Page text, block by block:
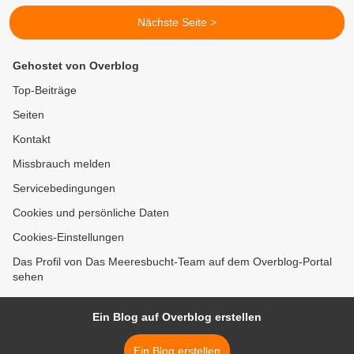
Nächste Seite >
Gehostet von Overblog
Top-Beiträge
Seiten
Kontakt
Missbrauch melden
Servicebedingungen
Cookies und persönliche Daten
Cookies-Einstellungen
Das Profil von Das Meeresbucht-Team auf dem Overblog-Portal
sehen
Ein Blog auf Overblog erstellen
Ein Blog erstellen